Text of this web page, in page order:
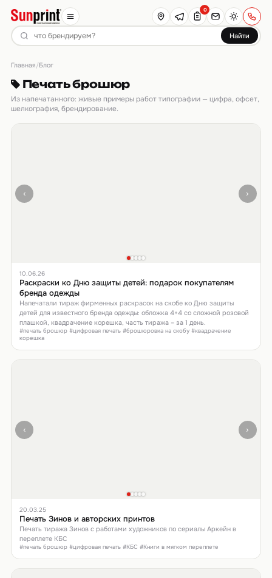
Найти
0
Главная/Блог
Печать брошюр
Из напечатанного: живые примеры работ типографии — цифра, офсет,
шелкография, брендирование.
‹ ›
10.06.26
Раскраски ко Дню защиты детей: подарок покупателям
бренда одежды
Напечатали тираж фирменных раскрасок на скобе ко Дню защиты
детей для известного бренда одежды: обложка 4+4 со сложной розовой
плашкой, квадрачение корешка, часть тиража – за 1 день.
#печать брошюр #цифровая печать #брошюровка на скобу #квадрачение
корешка
‹ ›
20.03.25
Печать Зинов и авторских принтов
Печать тиража Зинов с работами художников по сериалы Аркейн в
переплете КБС
#печать брошюр #цифровая печать #КБС #Книги в мягком переплете